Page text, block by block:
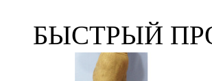
БЫСТРЫЙ